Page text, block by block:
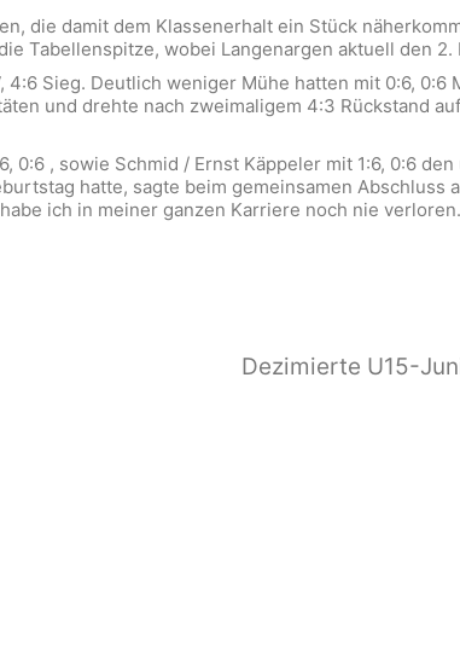
die damit dem Klassenerhalt ein Stück
Tabellenspitze, wobei Langenargen aktuell den 2.
Sieg. Deutlich weniger Mühe hatten mit 0:6, 0:6
und drehte nach zweimaligem 4:3 Rückstand
, sowie Schmid / Ernst Käppeler mit 1:6, 0:6
hatte, sagte beim gemeinsamen Abschluss
ich in meiner ganzen Karriere noch nie
Dezimierte U15-